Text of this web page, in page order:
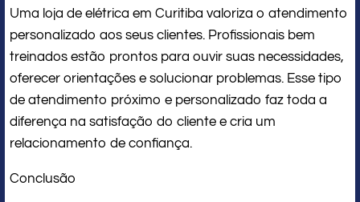
Uma loja de elétrica em Curitiba valoriza o atendimento
personalizado aos seus clientes. Profissionais bem
treinados estão prontos para ouvir suas necessidades,
oferecer orientações e solucionar problemas. Esse tipo
de atendimento próximo e personalizado faz toda a
diferença na satisfação do cliente e cria um
relacionamento de confiança.
Conclusão